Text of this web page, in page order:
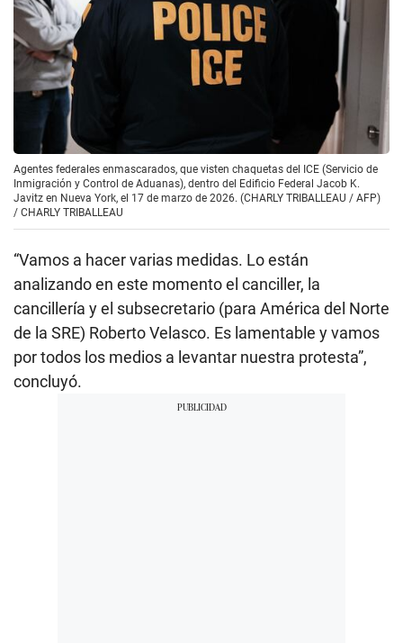
Agentes federales enmascarados, que visten chaquetas del ICE (Servicio de
Inmigración y Control de Aduanas), dentro del Edificio Federal Jacob K.
Javitz en Nueva York, el 17 de marzo de 2026. (CHARLY TRIBALLEAU / AFP)
/ CHARLY TRIBALLEAU
“Vamos a hacer varias medidas. Lo están
analizando en este momento el canciller, la
cancillería y el subsecretario (para América del Norte
de la SRE) Roberto Velasco. Es lamentable y vamos
por todos los medios a levantar nuestra protesta”,
concluyó.